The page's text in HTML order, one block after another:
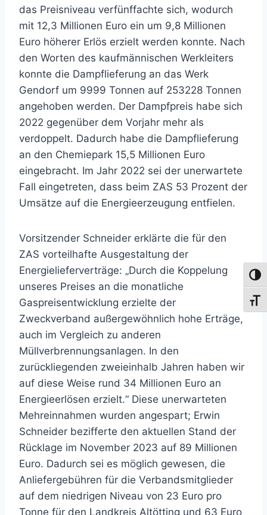
das Preisniveau verfünffachte sich, wodurch
mit 12,3 Millionen Euro ein um 9,8 Millionen
Euro höherer Erlös erzielt werden konnte. Nach
den Worten des kaufmännischen Werkleiters
konnte die Dampflieferung an das Werk
Gendorf um 9999 Tonnen auf 253228 Tonnen
angehoben werden. Der Dampfpreis habe sich
2022 gegenüber dem Vorjahr mehr als
verdoppelt. Dadurch habe die Dampflieferung
an den Chemiepark 15,5 Millionen Euro
eingebracht. Im Jahr 2022 sei der unerwartete
Fall eingetreten, dass beim ZAS 53 Prozent der
Umsätze auf die Energieerzeugung entfielen.
Vorsitzender Schneider erklärte die für den
ZAS vorteilhafte Ausgestaltung der
Energielieferverträge: „Durch die Koppelung
unseres Preises an die monatliche
Gaspreisentwicklung erzielte der
Zweckverband außergewöhnlich hohe Erträge,
auch im Vergleich zu anderen
Müllverbrennungsanlagen. In den
zurückliegenden zweieinhalb Jahren haben wir
auf diese Weise rund 34 Millionen Euro an
Energieerlösen erzielt.“ Diese unerwarteten
Mehreinnahmen wurden angespart; Erwin
Schneider bezifferte den aktuellen Stand der
Rücklage im November 2023 auf 89 Millionen
Euro. Dadurch sei es möglich gewesen, die
Anliefergebühren für die Verbandsmitglieder
auf dem niedrigen Niveau von 23 Euro pro
Tonne für den Landkreis Altötting und 63 Euro